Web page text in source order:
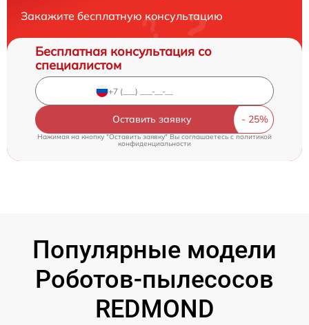
Закажите бесплатную консультацию
Бесплатная консультация со
специалистом
Оставить заявку
Нажимая на кнопку "Оставить заявку" Вы соглашаетесь c политикой
конфиденциальности
Популярные модели
Роботов-пылесосов
REDMOND